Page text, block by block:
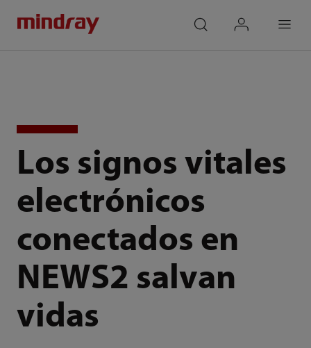
Los signos vitales
electrónicos
conectados en
NEWS2 salvan
vidas